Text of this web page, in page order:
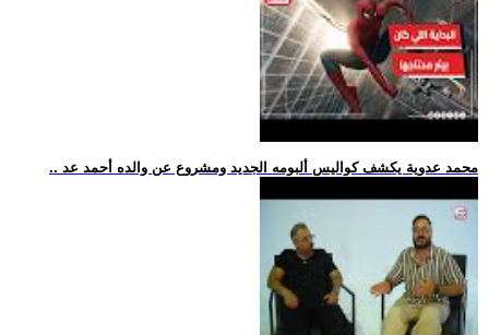
.. محمد عدوية يكشف كواليس ألبومه الجديد ومشروع عن والده أحمد عد